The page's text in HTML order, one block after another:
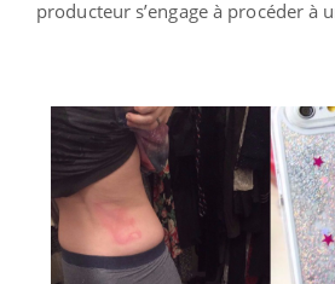
producteur s’engage à procéder à